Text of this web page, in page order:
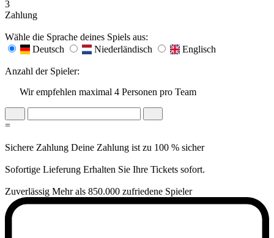
3
Zahlung
Wähle die Sprache deines Spiels aus:
Deutsch
Niederländisch Englisch
Anzahl der Spieler:
Wir empfehlen maximal 4 Personen pro Team
=
Sichere Zahlung Deine Zahlung ist zu 100 % sicher
Sofortige Lieferung Erhalten Sie Ihre Tickets sofort.
Zuverlässig Mehr als 850.000 zufriedene Spieler